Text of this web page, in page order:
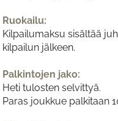
Ruokailu:
Kilpailumaksu sisältää
kilpailun jälkeen.
Palkintojen jako:
Heti tulosten selvittyä.
Paras joukkue palkitaan